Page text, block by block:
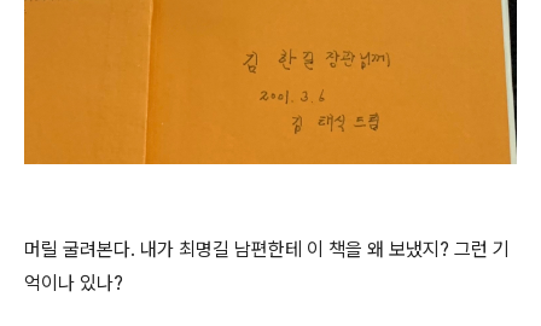
머릴 굴려본다. 내가 최명길 남편한테 이 책을 왜 보냈지? 그런 기
억이나 있나?